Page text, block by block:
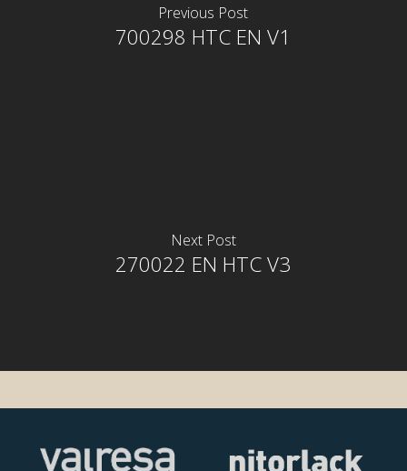
Previous Post
700298 HTC EN V1
Next Post
270022 EN HTC V3